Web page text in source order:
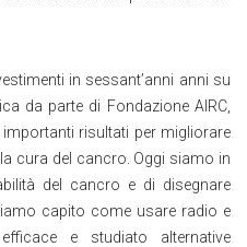
in sessant’anni anni su
da parte di Fondazione AIRC,
risultati per migliorare
cura del cancro. Oggi siamo in
del cancro e di disegnare
capito come usare radio e
e studiato alternative